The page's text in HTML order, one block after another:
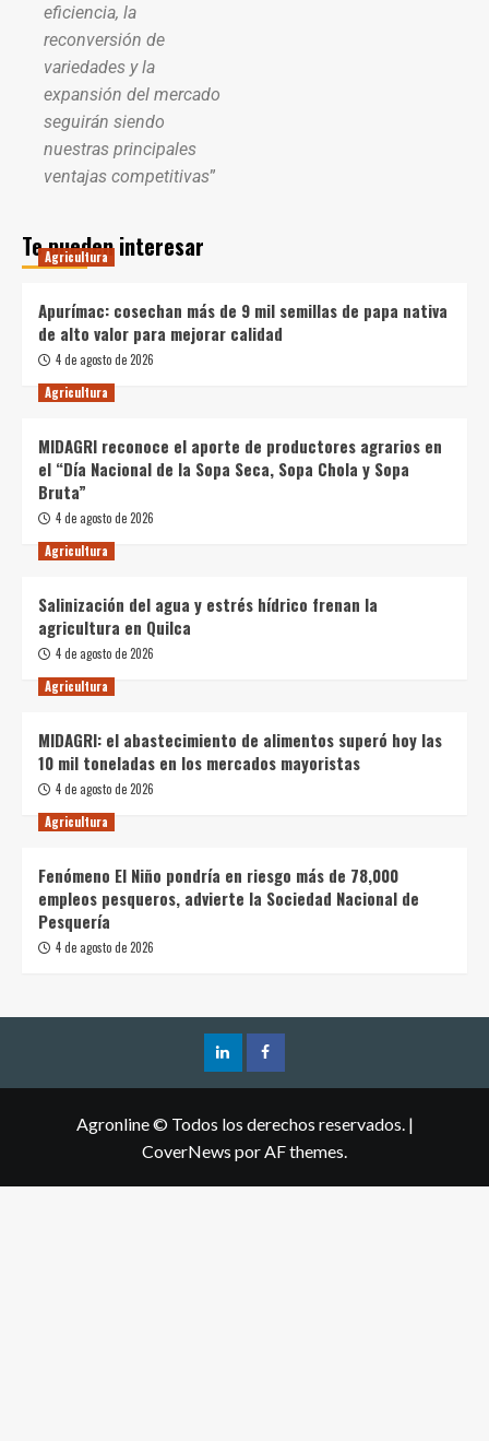
eficiencia, la
reconversión de
variedades y la
expansión del mercado
seguirán siendo
nuestras principales
ventajas competitivas”
Te pueden interesar
Agricultura
Apurímac: cosechan más de 9 mil semillas de papa nativa
de alto valor para mejorar calidad
4 de agosto de 2026
Agricultura
MIDAGRI reconoce el aporte de productores agrarios en
el “Día Nacional de la Sopa Seca, Sopa Chola y Sopa
Bruta”
4 de agosto de 2026
Agricultura
Salinización del agua y estrés hídrico frenan la
agricultura en Quilca
4 de agosto de 2026
Agricultura
MIDAGRI: el abastecimiento de alimentos superó hoy las
10 mil toneladas en los mercados mayoristas
4 de agosto de 2026
Agricultura
Fenómeno El Niño pondría en riesgo más de 78,000
empleos pesqueros, advierte la Sociedad Nacional de
Pesquería
4 de agosto de 2026
Agronline © Todos los derechos reservados. |
CoverNews por AF themes.